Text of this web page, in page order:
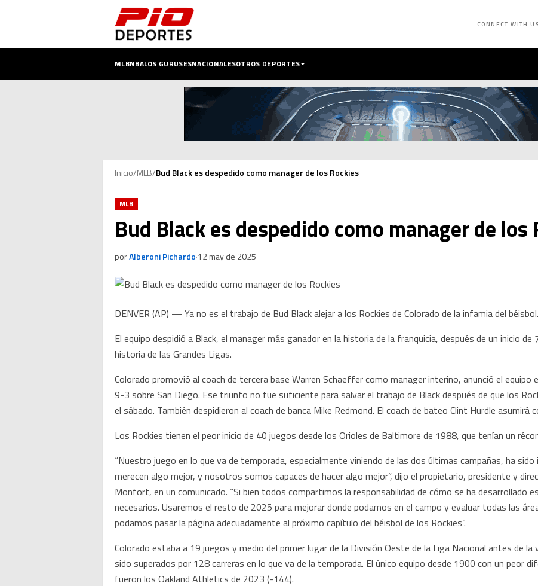
CONNECT WITH US
MLBNBALOS GURUSESNACIONALESOTROS DEPORTES
Inicio/MLB/Bud Black es despedido como manager de los Rockies
MLB
Bud Black es despedido como manager de los
porAlberoni Pichardo·12 may de 2025
DENVER (AP) — Ya no es el trabajo de Bud Black alejar a los Rockies de Colorado de la infamia del béisbol.
El equipo despidió a Black, el manager más ganador en la historia de la franquicia, después de un inicio
historia de las Grandes Ligas.
Colorado promovió al coach de tercera base Warren Schaeffer como manager interino, anunció el equipo
9-3 sobre San Diego. Ese triunfo no fue suficiente para salvar el trabajo de Black después de que los
el sábado. También despidieron al coach de banca Mike Redmond. El coach de bateo Clint Hurdle asumirá
Los Rockies tienen el peor inicio de 40 juegos desde los Orioles de Baltimore de 1988, que tenían un
“Nuestro juego en lo que va de temporada, especialmente viniendo de las dos últimas campañas, ha
merecen algo mejor, y nosotros somos capaces de hacer algo mejor”, dijo el propietario, presidente y
Monfort, en un comunicado. “Si bien todos compartimos la responsabilidad de cómo se ha desarrollado
necesarios. Usaremos el resto de 2025 para mejorar donde podamos en el campo y evaluar todas las
podamos pasar la página adecuadamente al próximo capítulo del béisbol de los Rockies”.
Colorado estaba a 19 juegos y medio del primer lugar de la División Oeste de la Liga Nacional antes de
sido superados por 128 carreras en lo que va de la temporada. El único equipo desde 1900 con un peor
fueron los Oakland Athletics de 2023 (-144).